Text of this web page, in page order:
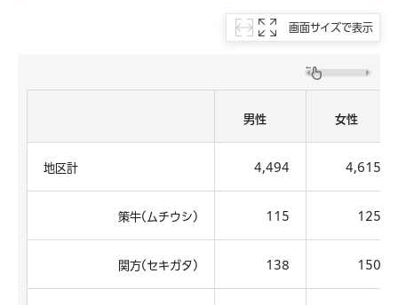
画面サイズで表示
男性 女性
地区計 4,494 4,615
策牛(ムチウシ) 115 125
関方(セキガタ) 138 150